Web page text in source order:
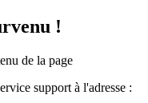
!
de la page
support à l'adresse :